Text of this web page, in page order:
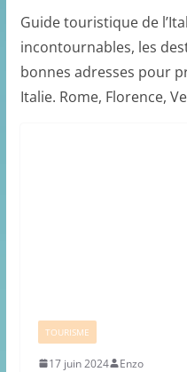
Guide touristique de
incontournables, les
bonnes adresses pour
Italie. Rome, Florence,
TOURISME
17 juin 2024 Enzo